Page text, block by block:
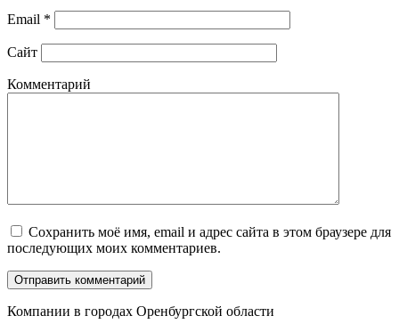
Email *
Сайт
Комментарий
Сохранить моё имя, email и адрес сайта в этом браузере для
последующих моих комментариев.
Компании в городах Оренбургской области